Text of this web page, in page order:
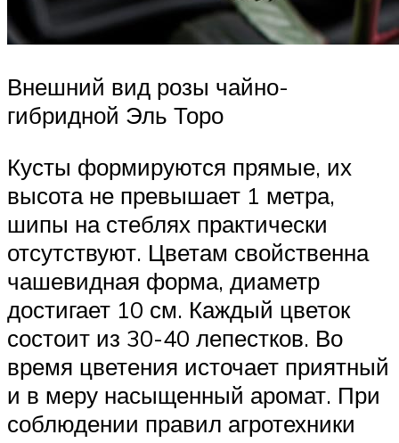
Внешний вид розы чайно-
гибридной Эль Торо
Кусты формируются прямые, их
высота не превышает 1 метра,
шипы на стеблях практически
отсутствуют. Цветам свойственна
чашевидная форма, диаметр
достигает 10 см. Каждый цветок
состоит из 30-40 лепестков. Во
время цветения источает приятный
и в меру насыщенный аромат. При
соблюдении правил агротехники